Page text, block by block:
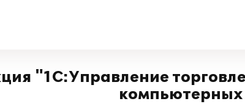
"1С:Управление